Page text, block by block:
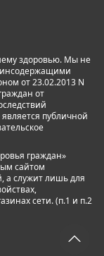
здоровью. Мы не
от 23.02.2013 N
от
публичной
граждан»
сайтом
а служит лишь для
сети. (п.1 и п.2